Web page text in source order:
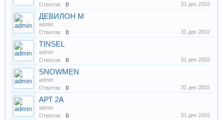
Ответов:
0 31 дек 2002
ДЕВИЛОН М
admin
Ответов:
0 31 дек 2002
TINSEL
admin
Ответов:
0 31 дек 2002
SNOWMEN
admin
Ответов:
0 31 дек 2002
АРТ 2А
admin
Ответов:
0 31 дек 2002